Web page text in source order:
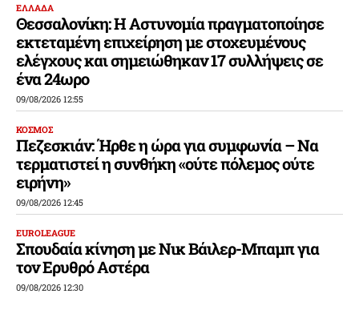
ΕΛΛΑΔΑ
Θεσσαλονίκη: Η Αστυνομία πραγματοποίησε
εκτεταμένη επιχείρηση με στοχευμένους
ελέγχους και σημειώθηκαν 17 συλλήψεις σε
ένα 24ωρο
09/08/2026 12:55
ΚΟΣΜΟΣ
Πεζεσκιάν: Ήρθε η ώρα για συμφωνία – Να
τερματιστεί η συνθήκη «ούτε πόλεμος ούτε
ειρήνη»
09/08/2026 12:45
EUROLEAGUE
Σπουδαία κίνηση με Νικ Βάιλερ-Μπαμπ για
τον Ερυθρό Αστέρα
09/08/2026 12:30